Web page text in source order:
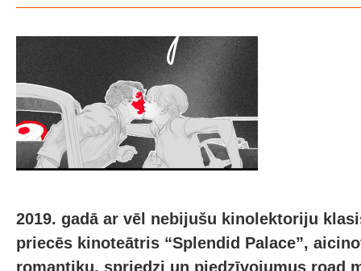
2019. gadā ar vēl nebijušu kinolektoriju
priecēs kinoteātris “Splendid Palace”,
romantiku, spriedzi un piedzīvojumus road